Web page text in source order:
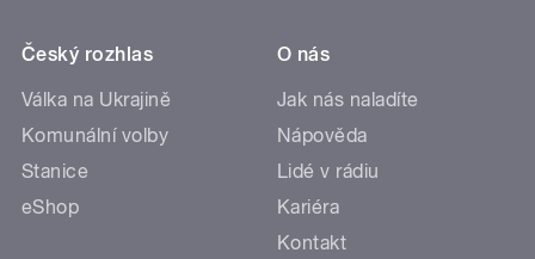
Český rozhlas
Válka na Ukrajině
Komunální volby
Stanice
eShop
O nás
Jak nás naladíte
Nápověda
Lidé v rádiu
Kariéra
Kontakt